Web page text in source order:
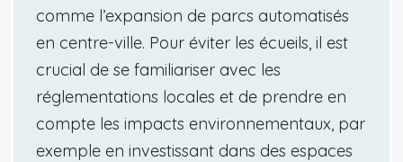
comme l’expansion de parcs automatisés
en centre-ville. Pour éviter les écueils, il est
crucial de se familiariser avec les
réglementations locales et de prendre en
compte les impacts environnementaux, par
exemple en investissant dans des espaces